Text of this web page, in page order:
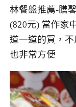
林餐盤推薦-膳
(820元) 當作家
道一道的買，
也非常方便